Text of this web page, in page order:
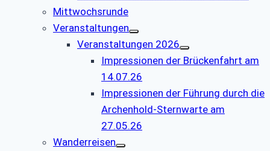
Mittwochsrunde
Veranstaltungen
Veranstaltungen 2026
Impressionen der Brückenfahrt am
14.07.26
Impressionen der Führung durch die
Archenhold-Sternwarte am
27.05.26
Wanderreisen